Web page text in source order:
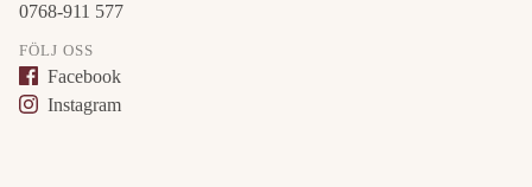
0768-911 577
FÖLJ OSS
Facebook
Instagram